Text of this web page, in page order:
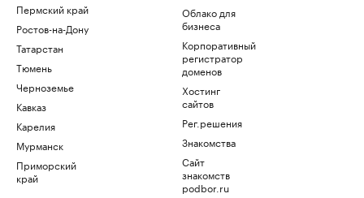
Пермский край
Ростов-на-Дону
Татарстан
Тюмень
Черноземье
Кавказ
Карелия
Мурманск
Приморский
край
Облако для
бизнеса
Корпоративный
регистратор
доменов
Хостинг
сайтов
Рег.решения
Знакомства
Сайт
знакомств
podbor.ru